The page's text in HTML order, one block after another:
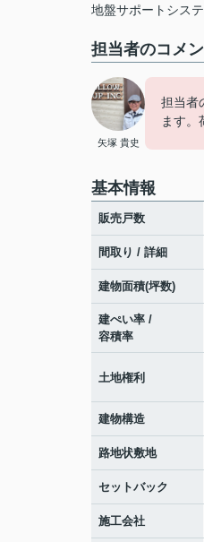
地盤サポートシス
担当者のコメ
矢塚 貴史
担当者
ます。
基本情報
販売戸数
間取り / 詳細
建物面積(坪数)
建ぺい率 /
容積率
土地権利
建物構造
路地状敷地
セットバック
施工会社